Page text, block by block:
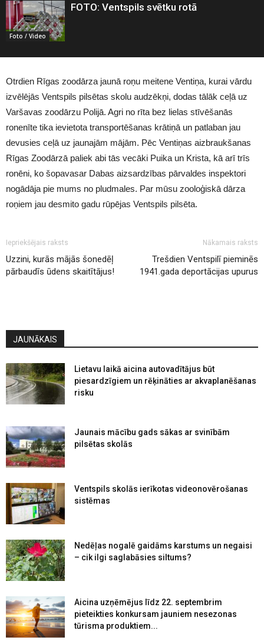
Foto / Video
FOTO: Ventspils svētku rotā
Otrdien Rīgas zoodārza jaunā roņu meitene Ventiņa, kurai vārdu
izvēlējās Ventspils pilsētas skolu audzēkņi, dodas tālāk ceļā uz
Varšavas zoodārzu Polijā. Agri no rīta bez lielas stīvēšanās
ronenīte tika ievietota transportēšanas krātiņā un patlaban jau
devusies ceļā uz jaunajām mājām. Pēc Ventiņas aizbraukšanas
Rīgas Zoodārzā paliek abi tās vecāki Puika un Krista, kā arī trīs
ronēni, ko šopavasar Dabas aizsardzības pārvaldes inspektori
nogādāja pie mums no pludmales. Par mūsu zooloģiskā dārza
roņiem jau desmito gadu rūpējas Ventspils pilsēta.
Iepriekšējais raksts
Uzzini, kurās mājās šonedēļ
pārbaudīs ūdens skaitītājus!
Nākamais raksts
Trešdien Ventspilī pieminēs
1941.gada deportācijas upurus
JAUNĀKAIS
Lietavu laikā aicina autovadītājus būt
piesardzīgiem un rēķināties ar akvaplanēšanas
risku
Jaunais mācību gads sākas ar svinībām
pilsētas skolās
Ventspils skolās ierīkotas videonovērošanas
sistēmas
Nedēļas nogalē gaidāms karstums un negaisi
– cik ilgi saglabāsies siltums?
Aicina uzņēmējus līdz 22. septembrim
pieteikties konkursam jauniem nesezonas
tūrisma produktiem...